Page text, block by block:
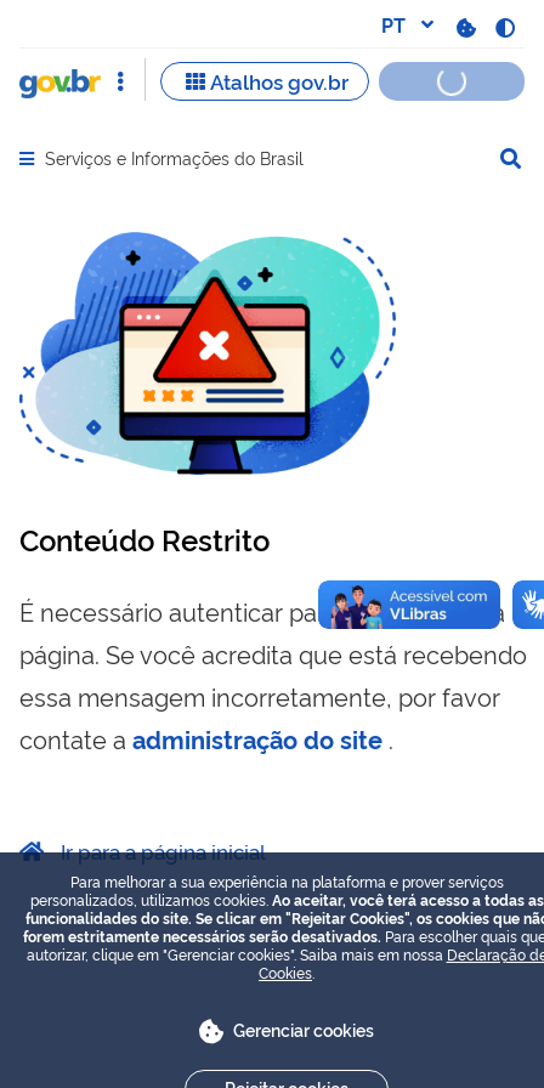
Abrir menu principal de navegação
Serviços e Informações do Brasil
Conteúdo Restrito
É necessário autenticar para visualizar essa
página. Se você acredita que está recebendo
essa mensagem incorretamente, por favor
contate a administração do site .
Ir para a página inicial
Para melhorar a sua experiência na plataforma e prover serviços
personalizados, utilizamos cookies. Ao aceitar, você terá acesso a todas as
funcionalidades do site. Se clicar em "Rejeitar Cookies", os cookies que
forem estritamente necessários serão desativados. Para escolher quais
autorizar, clique em "Gerenciar cookies". Saiba mais em nossa Declaração
Cookies
Gerenciar cookies